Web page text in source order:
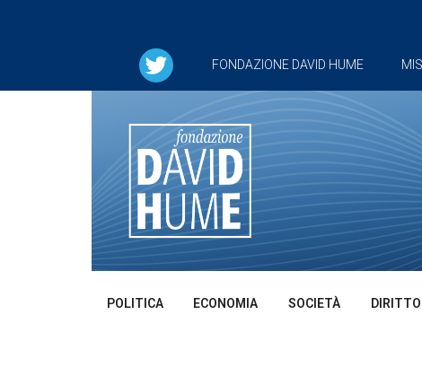
FONDAZIONE DAVID HUME
POLITICA ECONOMIA SOCIETÀ DIRITTO